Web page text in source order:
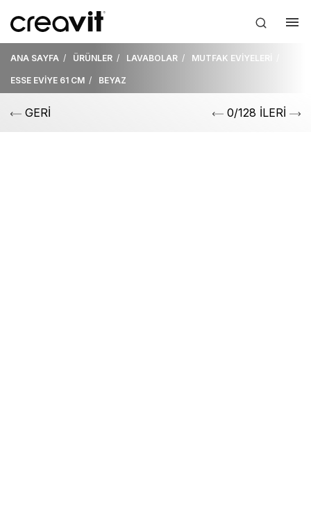
ANA SAYFA ÜRÜNLER LAVABOLAR MUTFAK EVİYELERİ
ESSE EVİYE 61 CM BEYAZ
GERİ 0/128 İLERİ